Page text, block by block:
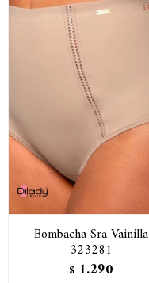
Bombacha Sra Vainilla
323281
$ 1.290